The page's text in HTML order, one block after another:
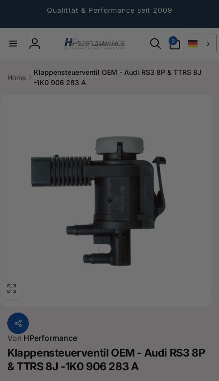
Qualittät & Performance seit 2009
Einloggen
0
Artikel
Home
Klappensteuerventil OEM - Audi RS3 8P & TTRS 8J
-1K0 906 283 A
Von HPerformance
Klappensteuerventil OEM - Audi RS3 8P
& TTRS 8J -1K0 906 283 A